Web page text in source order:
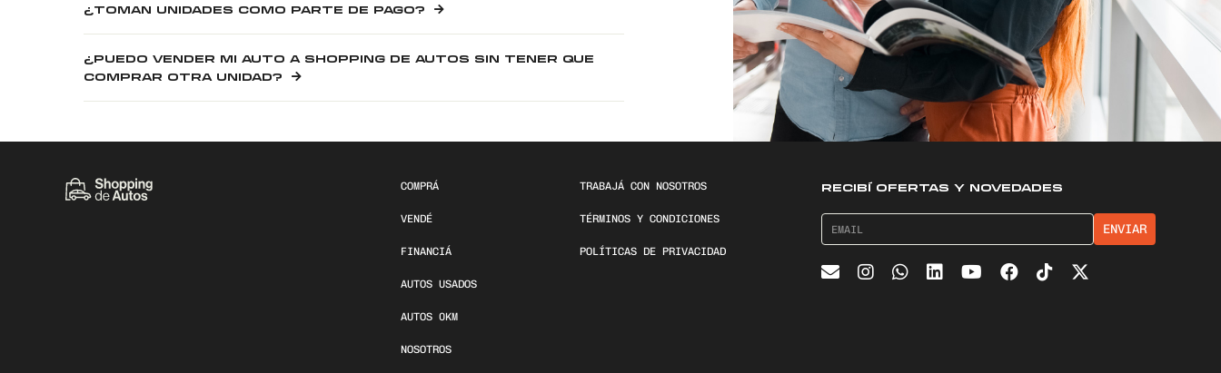
¿TOMAN UNIDADES COMO PARTE DE PAGO?
¿PUEDO VENDER MI AUTO A SHOPPING DE AUTOS SIN TENER QUE
COMPRAR OTRA UNIDAD?
COMPRÁ
VENDÉ
FINANCIÁ
AUTOS USADOS
AUTOS 0KM
NOSOTROS
TRABAJÁ CON NOSOTROS
TÉRMINOS Y CONDICIONES
POLÍTICAS DE PRIVACIDAD
RECIBÍ OFERTAS Y NOVEDADES